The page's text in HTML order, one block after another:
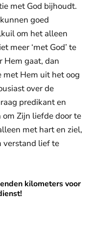
met God bijhoudt.
goed
om het alleen
meer ‘met God’ te
Hem gaat, dan
met Hem uit het oog
over de
predikant en
Zijn liefde door te
met hart en ziel,
verstand lief te
kilometers voor
voor deze nonstop